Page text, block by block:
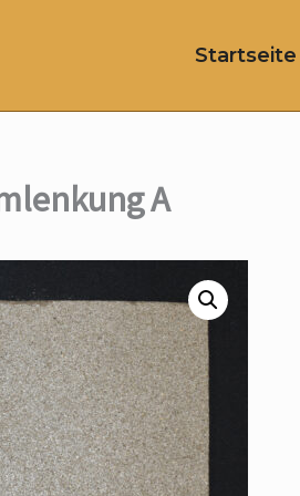
Startseite
A